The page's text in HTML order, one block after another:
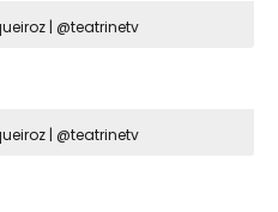
| @teatrinetv
| @teatrinetv